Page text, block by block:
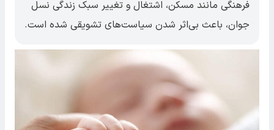
فرهنگی مانند مسکن، اشتغال و تغییر سبک زندگی نسل
جوان، باعث بی‌اثر شدن سیاست‌های تشویقی شده است.